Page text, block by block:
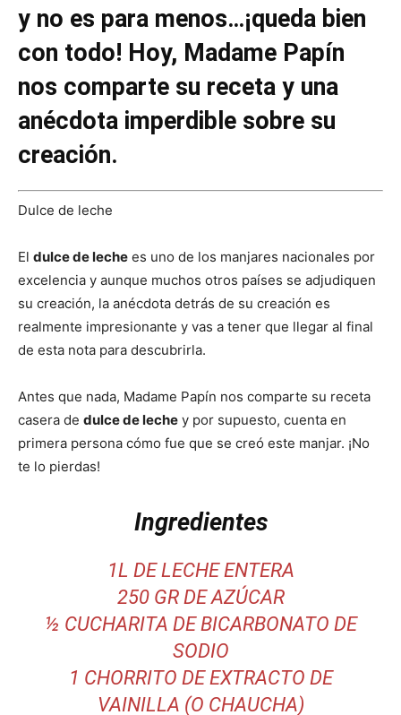
y no es para menos…¡queda bien
con todo! Hoy, Madame Papín
nos comparte su receta y una
anécdota imperdible sobre su
creación.
Dulce de leche
El dulce de leche es uno de los manjares nacionales por
excelencia y aunque muchos otros países se adjudiquen
su creación, la anécdota detrás de su creación es
realmente impresionante y vas a tener que llegar al final
de esta nota para descubrirla.
Antes que nada, Madame Papín nos comparte su receta
casera de dulce de leche y por supuesto, cuenta en
primera persona cómo fue que se creó este manjar. ¡No
te lo pierdas!
Ingredientes
1L DE LECHE ENTERA
250 GR DE AZÚCAR
½ CUCHARITA DE BICARBONATO DE
SODIO
1 CHORRITO DE EXTRACTO DE
VAINILLA (O CHAUCHA)